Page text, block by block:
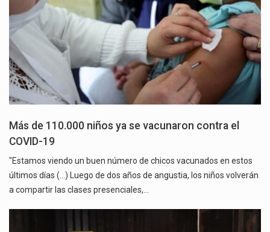
Más de 110.000 niños ya se vacunaron contra el
COVID-19
"Estamos viendo un buen número de chicos vacunados en estos
últimos días (...) Luego de dos años de angustia, los niños volverán
a compartir las clases presenciales,…